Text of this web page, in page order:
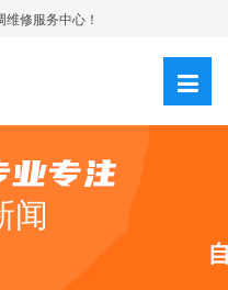
修服务中心！
闻